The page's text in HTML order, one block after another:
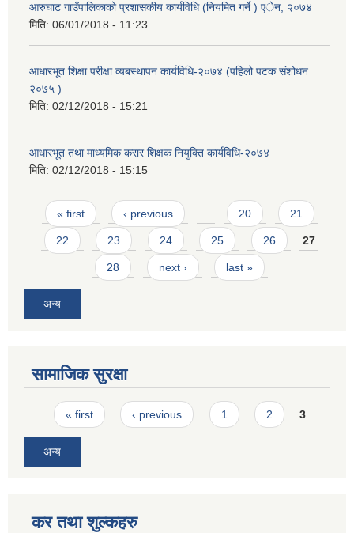
आरुघाट गाउँपालिकाको प्रशासकीय कार्यविधि (नियमित गर्ने ) एेन, २०७४
मिति: 06/01/2018 - 11:23
आधारभूत शिक्षा परीक्षा व्यबस्थापन कार्यविधि-२०७४ (पहिलो पटक संशोधन
२०७५ )
मिति: 02/12/2018 - 15:21
आधारभूत तथा माध्यमिक करार शिक्षक नियुक्ति कार्यविधि-२०७४
मिति: 02/12/2018 - 15:15
Pages
« first ‹ previous 20 21
22 23 24 25 26 27
28 next › last »
अन्य
सामाजिक सुरक्षा
Pages
« first ‹ previous 1 2 3
अन्य
कर तथा शुल्कहरु